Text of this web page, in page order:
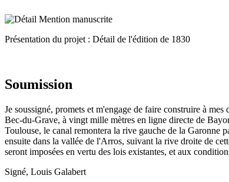
Présentation du projet : Détail de l'édition de 1830
Soumission
Je soussigné, promets et m'engage de faire construire à
Bec-du-Grave, à vingt mille mètres en ligne directe de
Toulouse, le canal remontera la rive gauche de la Garonne
ensuite dans la vallée de l'Arros, suivant la rive droite de
seront imposées en vertu des lois existantes, et aux
Signé, Louis Galabert